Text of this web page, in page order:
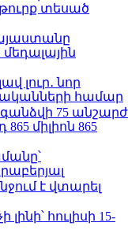
թուրք տեսած
լուր․ նոր
համար
75 անշարժ
միլիոն 865
է վտարել
հուլիսի 15-